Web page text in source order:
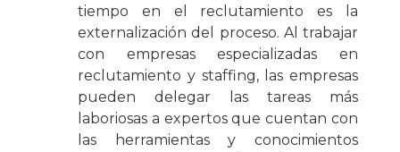
tiempo en el reclutamiento es la
externalización del proceso. Al trabajar
con empresas especializadas en
reclutamiento y staffing, las empresas
pueden delegar las tareas más
laboriosas a expertos que cuentan con
las herramientas y conocimientos